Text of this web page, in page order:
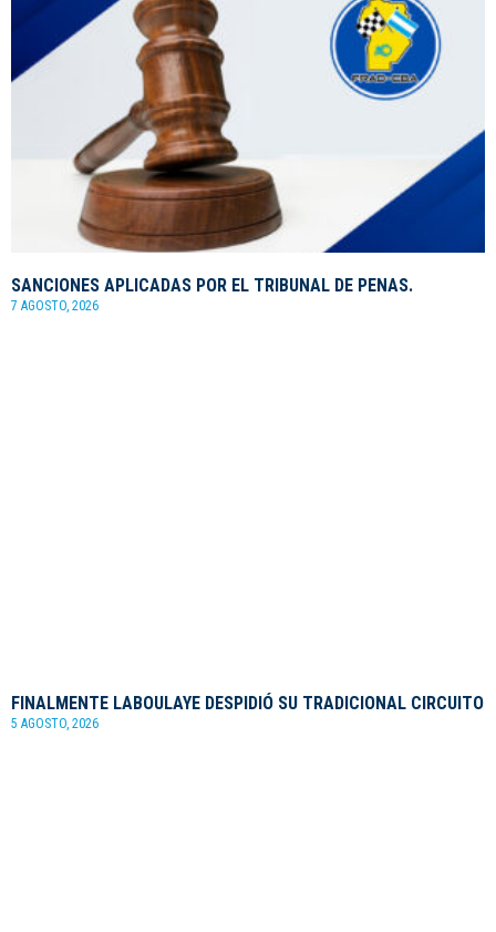
SANCIONES APLICADAS POR EL TRIBUNAL DE PENAS.
7 AGOSTO, 2026
FINALMENTE LABOULAYE DESPIDIÓ SU TRADICIONAL CIRCUITO
5 AGOSTO, 2026